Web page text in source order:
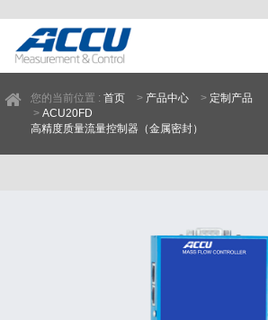
您的当前位置 : 首页 > 产品中心 > 定制产品
> ACU20FD
高精度质量流量控制器（金属密封）